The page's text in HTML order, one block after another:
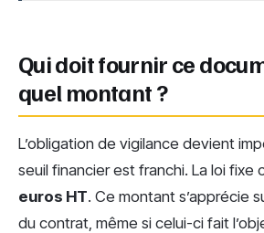
Qui doit fournir ce
quel montant ?
L’obligation de vigilance devient
seuil financier est franchi. La loi fixe
euros HT. Ce montant s’apprécie
du contrat, même si celui-ci fait